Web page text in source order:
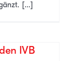
[...]
IVB